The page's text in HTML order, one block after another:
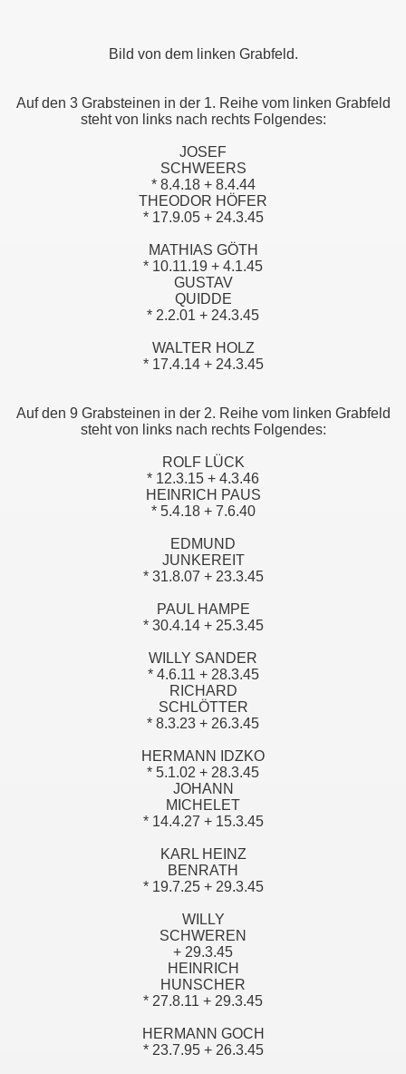
Bild von dem linken Grabfeld.
Auf den 3 Grabsteinen in der 1. Reihe vom linken Grabfeld
steht von links nach rechts Folgendes:
JOSEF
SCHWEERS
* 8.4.18 + 8.4.44
THEODOR HÖFER
* 17.9.05 + 24.3.45
MATHIAS GÖTH
* 10.11.19 + 4.1.45
GUSTAV
QUIDDE
* 2.2.01 + 24.3.45
WALTER HOLZ
* 17.4.14 + 24.3.45
Auf den 9 Grabsteinen in der 2. Reihe vom linken Grabfeld
steht von links nach rechts Folgendes:
ROLF LÜCK
* 12.3.15 + 4.3.46
HEINRICH PAUS
* 5.4.18 + 7.6.40
EDMUND
JUNKEREIT
* 31.8.07 + 23.3.45
PAUL HAMPE
* 30.4.14 + 25.3.45
WILLY SANDER
* 4.6.11 + 28.3.45
RICHARD
SCHLÖTTER
* 8.3.23 + 26.3.45
HERMANN IDZKO
* 5.1.02 + 28.3.45
JOHANN
MICHELET
* 14.4.27 + 15.3.45
KARL HEINZ
BENRATH
* 19.7.25 + 29.3.45
WILLY
SCHWEREN
+ 29.3.45
HEINRICH
HUNSCHER
* 27.8.11 + 29.3.45
HERMANN GOCH
* 23.7.95 + 26.3.45